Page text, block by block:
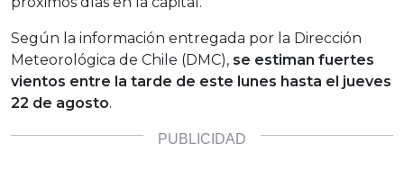
Según la información entregada por la Dirección
Meteorológica de Chile (DMC), se estiman fuertes
vientos entre la tarde de este lunes hasta el jueves
22 de agosto.